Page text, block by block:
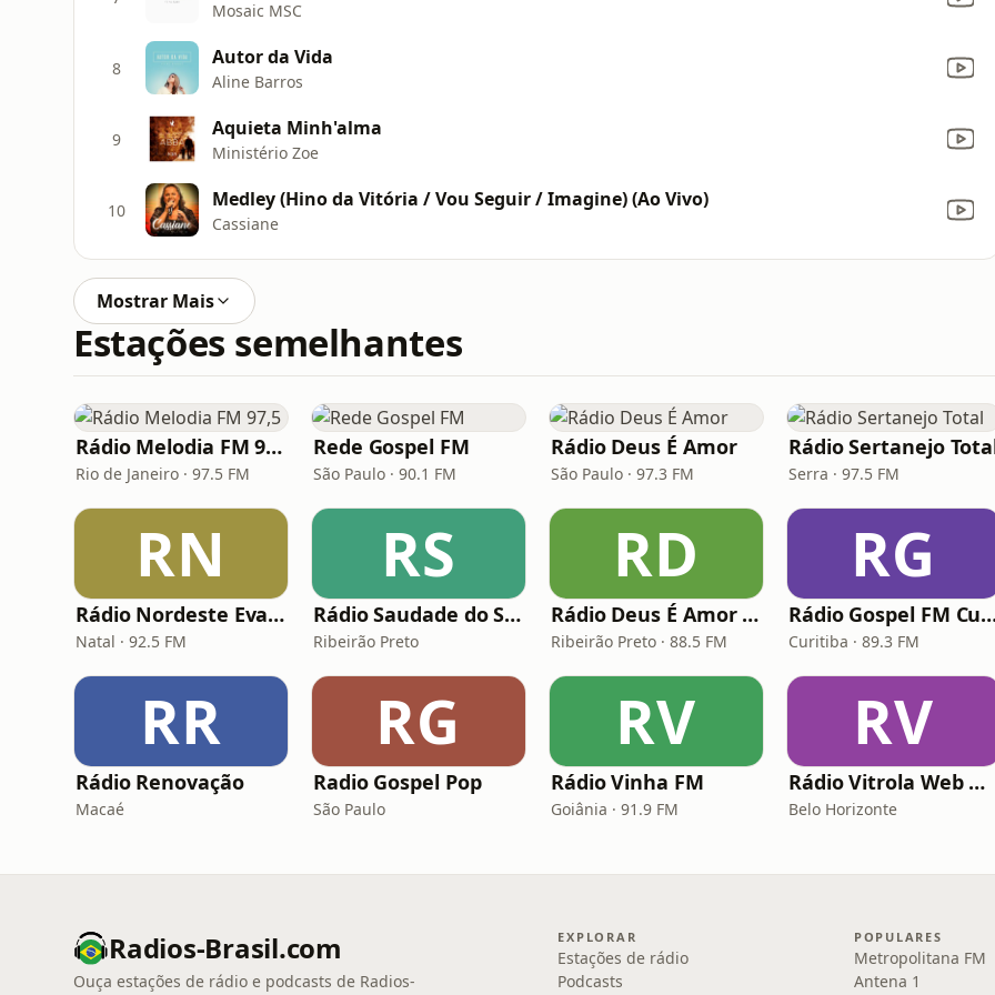
Mosaic MSC
8 Autor da Vida
Aline Barros
9 Aquieta Minh'alma
Ministério Zoe
10 Medley (Hino da Vitória / Vou Seguir / Imagine) (Ao Vivo)
Cassiane
Mostrar Mais
Estações semelhantes
Rádio Melodia FM 97,5
Rio de Janeiro · 97.5 FM
Rede Gospel FM
São Paulo · 90.1 FM
Rádio Deus É Amor
São Paulo · 97.3 FM
Rádio Sertanejo
Serra · 97.5 FM
RN
Rádio Nordeste Evangélica
Natal · 92.5 FM
RS
Rádio Saudade do Sertão
Ribeirão Preto
RD
Rádio Deus É Amor Ribeirão Preto
Ribeirão Preto · 88.5 FM
RG
Rádio Gospel
Curitiba · 89.3 FM
RR
Rádio Renovação
Macaé
RG
Radio Gospel Pop
São Paulo
RV
Rádio Vinha FM
Goiânia · 91.9 FM
RV
Rádio Vitrola Web Gospel
Belo Horizonte
Radios-Brasil.com
Ouça estações de rádio e podcasts de Radios-
EXPLORAR
Estações de rádio
Podcasts
POPULARES
Metropolitana FM
Antena 1